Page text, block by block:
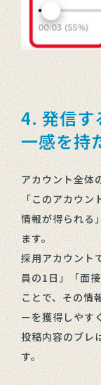
4. 発信す
一感を持
アカウント全体
「このアカウ
情報が得られる
ます。
採用アカウント
員の1日」「面
ことで、その情
ーを獲得しやす
投稿内容のブレ
す。